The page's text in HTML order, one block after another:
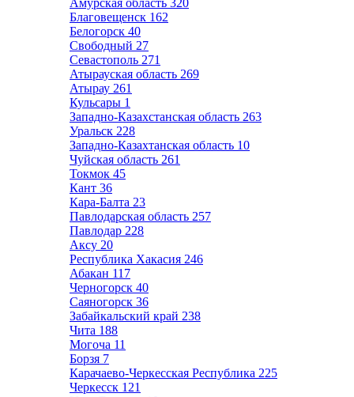
Амурская область 320
Благовещенск 162
Белогорск 40
Свободный 27
Севастополь 271
Атырауская область 269
Атырау 261
Кульсары 1
Западно-Казахстанская область 263
Уральск 228
Западно-Казахтанская область 10
Чуйская область 261
Токмок 45
Кант 36
Кара-Балта 23
Павлодарская область 257
Павлодар 228
Аксу 20
Республика Хакасия 246
Абакан 117
Черногорск 40
Саяногорск 36
Забайкальский край 238
Чита 188
Могоча 11
Борзя 7
Карачаево-Черкесская Республика 225
Черкесск 121